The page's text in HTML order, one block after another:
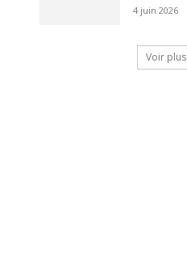
4 juin 2026
Voir plus